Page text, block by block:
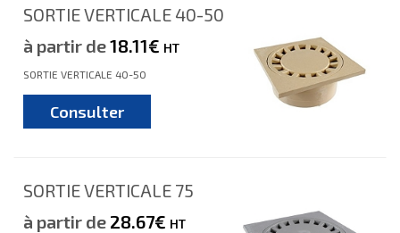
SORTIE VERTICALE 40-50
à partir de18.11€ HT
SORTIE VERTICALE 40-50
Consulter
SORTIE VERTICALE 75
à partir de 28.67€ HT